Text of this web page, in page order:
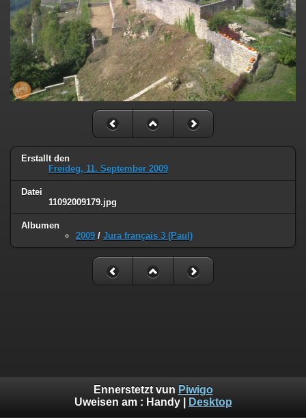
Erstallt den
Freideg, 11. September 2009
Datei
11092009179.jpg
Albumen
2009 / Jura français 3 (Paul)
Ennerstetzt vun Piwigo
Uweisen am : Handy| Desktop